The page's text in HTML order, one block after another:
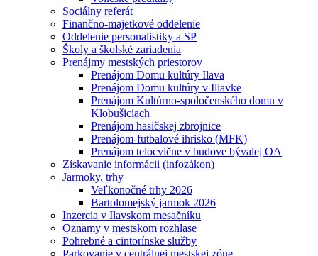
Sociálny referát
Finančno-majetkové oddelenie
Oddelenie personalistiky a SP
Školy a školské zariadenia
Prenájmy mestských priestorov
Prenájom Domu kultúry Ilava
Prenájom Domu kultúry v Iliavke
Prenájom Kultúrno-spoločenského domu v
Klobušiciach
Prenájom hasičskej zbrojnice
Prenájom-futbalové ihrisko (MFK)
Prenájom telocvične v budove bývalej OA
Získavanie informácii (infozákon)
Jarmoky, trhy
Veľkonočné trhy 2026
Bartolomejský jarmok 2026
Inzercia v Ilavskom mesačníku
Oznamy v mestskom rozhlase
Pohrebné a cintorínske služby
Parkovanie v centrálnej mestskej zóne